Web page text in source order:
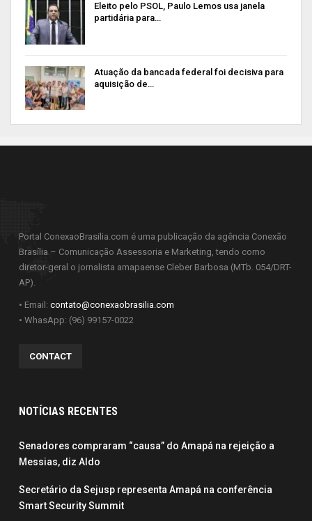
Eleito pelo PSOL, Paulo Lemos usa janela
partidária para…
Atuação da bancada federal foi decisiva para
aquisição de…
Portal ConexaoBrasilia.com é uma publicação da agência Conexão
Brasília – Comunicação Assessoria e Marketing, tendo como
diretor-geral o jornalista amapaense Cleber Barbosa (MTb. 054/DRT-
AP).
• Email: contato@conexaobrasilia.com
• WhasApp: (96) 99157-0022
CONTACT
NOTÍCIAS RECENTES
Senadores compraram “causa” do Amapá na rejeição a
Messias, diz Aldo
Secretário da Sejusp representa Amapá na conferência
Smart Security Summit